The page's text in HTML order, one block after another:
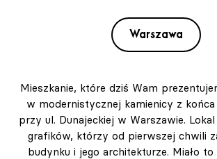
Warszawa
Mieszkanie, które dziś Wam
w modernistycznej kamienicy z
przy ul. Dunajeckiej w Warszawie.
grafików, którzy od pierwszej chwili
budynku i jego architekturze. Miało